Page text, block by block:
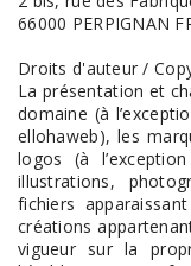
66000 PERPIGNAN
Droits d'auteur /
La présentation et
domaine (à
ellohaweb), les
logos (à
illustrations,
fichiers
créations
vigueur sur la